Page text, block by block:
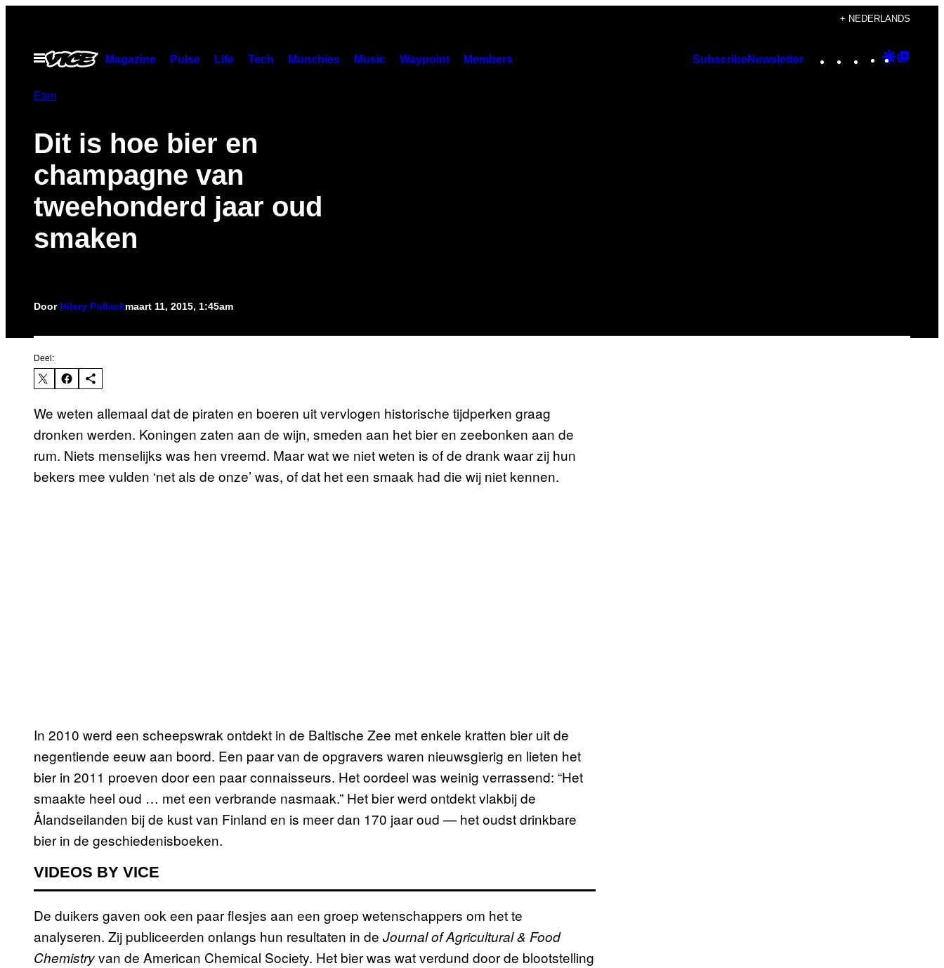
+ NEDERLANDS
Open
menu
Magazine Pulse Life Tech Munchies Music Waypoint Members SubscribeNewsletter Instagram
TikTok
YouTube
Google
Eten
Dit is hoe bier en
champagne van
tweehonderd jaar oud
smaken
Door Hilary Pollackmaart 11, 2015, 1:45am
Deel:
We weten allemaal dat de piraten en boeren uit vervlogen historische tijdperken graag
dronken werden. Koningen zaten aan de wijn, smeden aan het bier en zeebonken aan de
rum. Niets menselijks was hen vreemd. Maar wat we niet weten is of de drank waar zij hun
bekers mee vulden ‘net als de onze’ was, of dat het een smaak had die wij niet kennen.
In 2010 werd een scheepswrak ontdekt in de Baltische Zee met enkele kratten bier uit de
negentiende eeuw aan boord. Een paar van de opgravers waren nieuwsgierig en lieten het
bier in 2011 proeven door een paar connaisseurs. Het oordeel was weinig verrassend: “Het
smaakte heel oud … met een verbrande nasmaak.” Het bier werd ontdekt vlakbij de
Ålandseilanden bij de kust van Finland en is meer dan 170 jaar oud — het oudst drinkbare
bier in de geschiedenisboeken.
VIDEOS BY VICE
De duikers gaven ook een paar flesjes aan een groep wetenschappers om het te
analyseren. Zij publiceerden onlangs hun resultaten in de Journal of Agricultural & Food
Chemistryvan de American Chemical Society. Het bier was wat verdund door de blootstelling